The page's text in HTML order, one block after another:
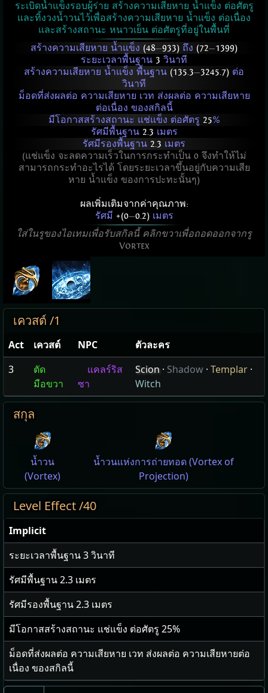
ระเบิดน้ำแข็งรอบผู้ร่าย สร้างความเสียหาย น้ำแข็ง ต่อศัตรู
และทิ้งวงน้ำวนไว้เพื่อสร้างความเสียหาย น้ำแข็ง ต่อเนื่อง
และสร้างสถานะ หนาวเย็น ต่อศัตรูที่อยู่ในพื้นที่
สร้างความเสียหาย น้ำแข็ง (48—933) ถึง (72—1399)
ระยะเวลาพื้นฐาน 3 วินาที
สร้างความเสียหาย น้ำแข็ง พื้นฐาน (135.3—3245.7) ต่อ
วินาที
ม็อดที่ส่งผลต่อ ความเสียหาย เวท ส่งผลต่อ ความเสียหาย
ต่อเนื่อง ของสกิลนี้
มีโอกาสสร้างสถานะ แช่แข็ง ต่อศัตรู 25%
รัศมีพื้นฐาน 2.3 เมตร
รัศมีรองพื้นฐาน 2.3 เมตร
(แช่แข็ง จะลดความเร็วในการกระทำเป็น 0 จึงทำให้ไม่
สามารถกระทำอะไรได้ โดยระยะเวลาขึ้นอยู่กับความเสีย
หาย น้ำแข็ง ของการปะทะนั้นๆ)
ผลเพิ่มเติมจากค่าคุณภาพ:
รัศมี +(0—0.2)เมตร
ใส่ในรูของไอเทมเพื่อรับสกิลนี้ คลิกขวาเพื่อถอดออกจากรู
Vortex
เควสต์ /1
Act เควสต์ NPC
ตัวละคร
3
ตัด
มือขวา
แคลร์ริส
ซา
Scion· Shadow · Templar ·
Witch
สกุล
น้ำวน
(Vortex)
น้ำวนแห่งการถ่ายทอด (Vortex of
Projection)
Level Effect /40
Implicit
ระยะเวลาพื้นฐาน3วินาที
รัศมีพื้นฐาน2.3 เมตร
รัศมีรองพื้นฐาน2.3 เมตร
มีโอกาสสร้างสถานะ แช่แข็ง ต่อศัตรู 25%
ม็อดที่ส่งผลต่อ ความเสียหาย เวท ส่งผลต่อ ความเสียหายต่อ
เนื่อง ของสกิลนี้